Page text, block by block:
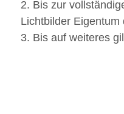
2. Bis zur
Lichtbilder Eigentum
3. Bis auf weiteres